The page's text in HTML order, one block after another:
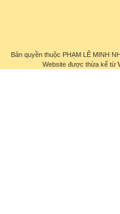
Bản quyền thuộc PHẠM LÊ MINH
Website được thừa kế từ